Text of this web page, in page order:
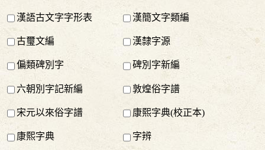
漢語古文字字形表 漢簡文字類編
古璽文編 漢隸字源
偏類碑別字 碑別字新編
六朝別字記新編 敦煌俗字譜
宋元以來俗字譜 康熙字典(校正本)
康熙字典 字辨